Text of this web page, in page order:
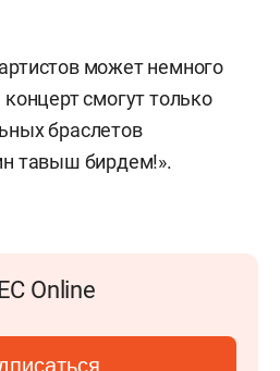
может немного
смогут только
браслетов
тавыш бирдем!».
Online